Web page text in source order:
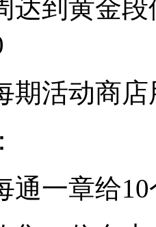
达到黄金
期活动商
通一章给